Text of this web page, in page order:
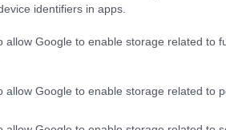
identifiers in apps.
allow Google to enable storage related to
allow Google to enable storage related to
μου εναντίον της
να αναγνωρίσει την
το μετά: 5,5 εκατ.